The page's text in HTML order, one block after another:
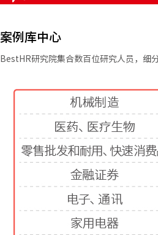
案例库中心
BestHR研究院集合数百位研究人员，细